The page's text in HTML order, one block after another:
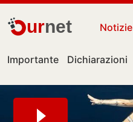
urnet Notizie
Importante Dichiarazioni